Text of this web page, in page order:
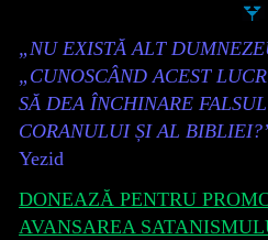
Content
Header
„NU EXISTĂ ALT
„CUNOSCÂND ACEST
SĂ DEA ÎNCHINARE
CORANULUI ȘI AL
Yezid
DONEAZĂ PENTRU
AVANSAREA